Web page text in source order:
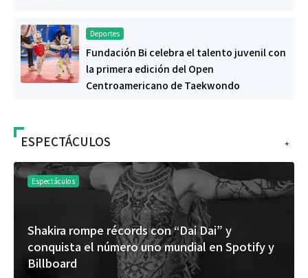
Deportes
Fundación Bi celebra el talento juvenil con
la primera edición del Open
Centroamericano de Taekwondo
+
ESPECTÁCULOS
Espectáculos
Shakira rompe récords con “Dai Dai” y
conquista el número uno mundial en Spotify y
Billboard